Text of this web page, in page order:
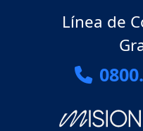
Línea de